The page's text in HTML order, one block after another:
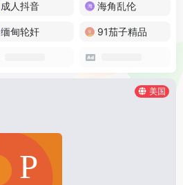
成人抖音 海角乱伦
缅甸轮奸 91茄子精品
美国